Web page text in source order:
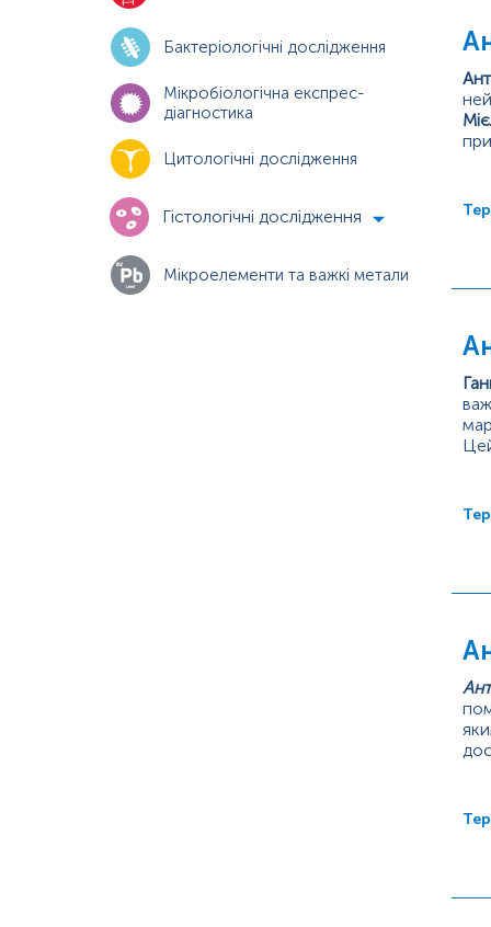
Бактеріологічні дослідження
Мікробіологічна експрес-
діагностика
Цитологічні дослідження
Гістологічні дослідження
Мікроелементи та важкі метали